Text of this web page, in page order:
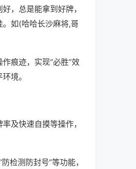
，总是能拿到好牌，
如(哈哈长沙麻将,哥
痕迹，实现“必胜”效
境。
及快速自摸等操作，
检测防封号”等功能，